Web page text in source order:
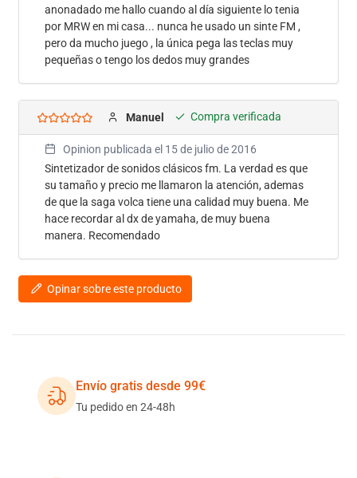
anonadado me hallo cuando al día siguiente lo tenia
por MRW en mi casa... nunca he usado un sinte FM ,
pero da mucho juego , la única pega las teclas muy
pequeñas o tengo los dedos muy grandes
Manuel Compra verificada
Opinion publicada el 15 de julio de 2016
Sintetizador de sonidos clásicos fm. La verdad es que
su tamaño y precio me llamaron la atención, ademas
de que la saga volca tiene una calidad muy buena. Me
hace recordar al dx de yamaha, de muy buena
manera. Recomendado
Opinar sobre este producto
Envío gratis desde 99€
Tu pedido en 24-48h